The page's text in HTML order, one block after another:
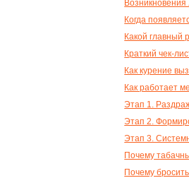
Когда
Какой главный
Краткий чек-
Как курение
Как работает
Этап 1.
Этап 2.
Этап 3.
Почему
Почему